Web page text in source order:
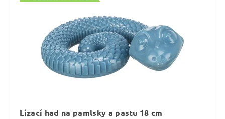
Lízací had na pamlsky a pastu 18 cm